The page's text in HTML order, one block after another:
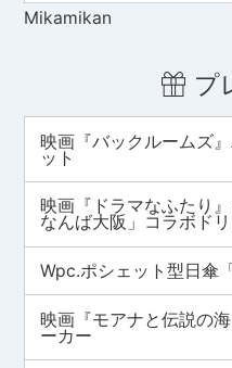
Mikamikan
プ
映画『バックルームズ
ット
映画『ドラマなふたり
なんば大阪」コラボド
Wpc.ポシェット型日傘
映画『モアナと伝説の
ーカー